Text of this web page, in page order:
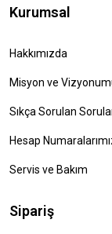
Kurumsal
Hakkımızda
Misyon ve
Sıkça Sorulan
Hesap
Servis ve Bakım
Sipariş